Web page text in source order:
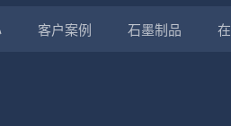
客户案例 石墨制品